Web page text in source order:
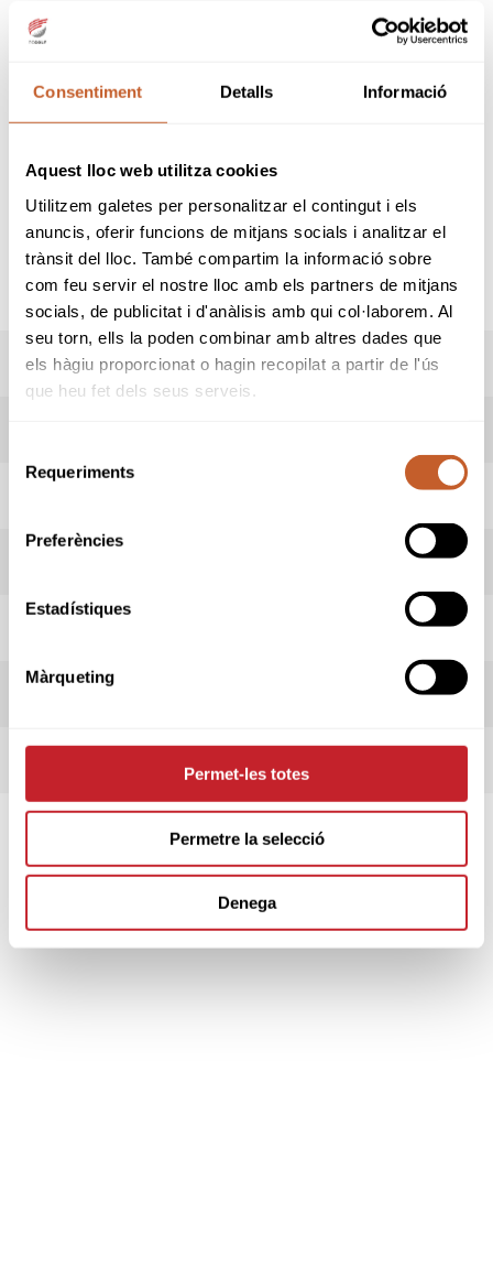
Consentiment Detalls Informació
Aquest lloc web utilitza cookies
Utilitzem galetes per personalitzar el contingut i els
anuncis, oferir funcions de mitjans socials i analitzar el
trànsit del lloc. També compartim la informació sobre
com feu servir el nostre lloc amb els partners de mitjans
socials, de publicitat i d'anàlisis amb qui col·laborem. Al
seu torn, ells la poden combinar amb altres dades que
els hàgiu proporcionat o hagin recopilat a partir de l'ús
que heu fet dels seus serveis.
Requeriments
Preferències
Estadístiques
Màrqueting
Permet-les totes
Permetre la selecció
Denega
A partir d'aquest any es solicitarà a tots els
equips queenviin la formació de parelles
(màxim DILLUNS 23 de MAIG a les 9:00
cas de no rebre comunicació, la FCGolf
formarà les parelles amb el Titular 1 amb el 2
i el Titular 3 amb el 4, segons la inscripció
efectuada a la web.
RESULTATS
SPONSORS